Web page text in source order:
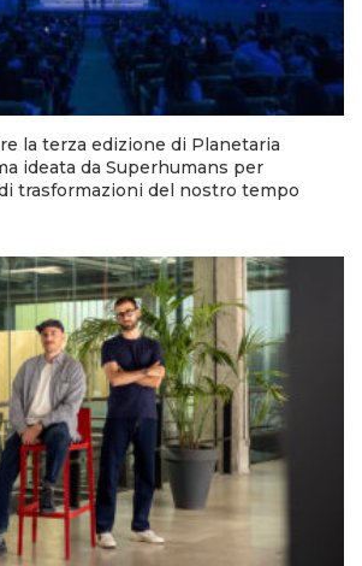
la terza edizione di Planetaria
ideata da Superhumans per
trasformazioni del nostro tempo